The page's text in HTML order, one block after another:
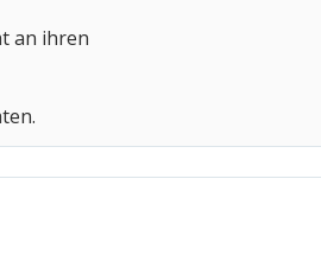
an ihren